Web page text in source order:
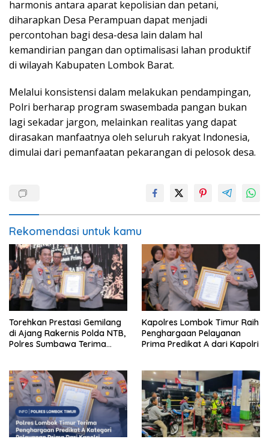
harmonis antara aparat kepolisian dan petani,
diharapkan Desa Perampuan dapat menjadi
percontohan bagi desa-desa lain dalam hal
kemandirian pangan dan optimalisasi lahan produktif
di wilayah Kabupaten Lombok Barat.
Melalui konsistensi dalam melakukan pendampingan,
Polri berharap program swasembada pangan bukan
lagi sekadar jargon, melainkan realitas yang dapat
dirasakan manfaatnya oleh seluruh rakyat Indonesia,
dimulai dari pemanfaatan pekarangan di pelosok desa.
Rekomendasi untuk kamu
Torehkan Prestasi Gemilang
di Ajang Rakernis Polda NTB,
Polres Sumbawa Terima
Kapolres Lombok Timur Raih
Penghargaan Pelayanan
Prima Predikat A dari Kapolri